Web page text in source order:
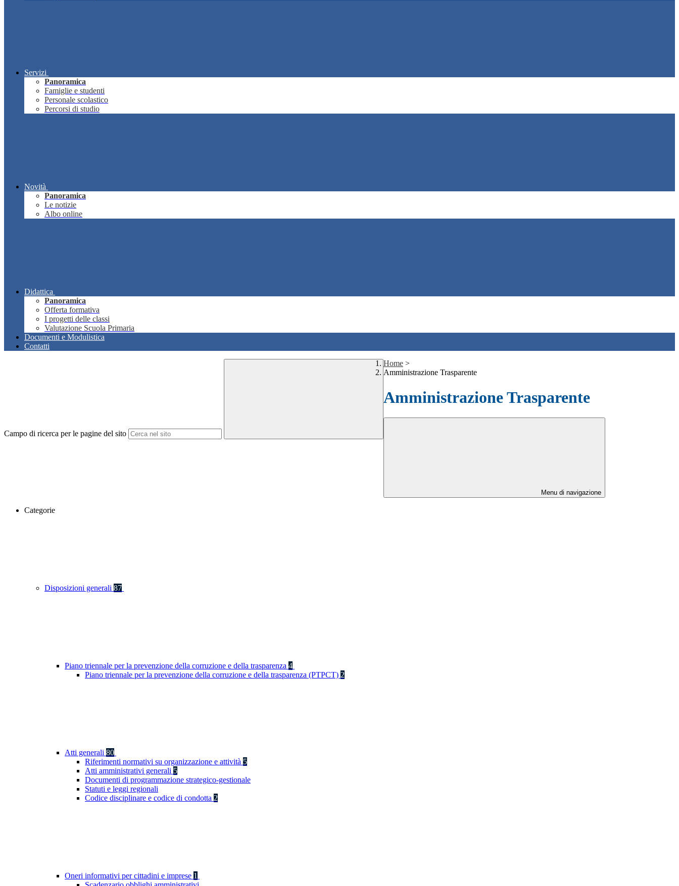
Servizi
Panoramica
Famiglie e studenti
Personale scolastico
Percorsi di studio
Novità
Panoramica
Le notizie
Albo online
Didattica
Panoramica
Offerta formativa
I progetti delle classi
Valutazione Scuola Primaria
Documenti e Modulistica
Contatti
Campo di ricerca per le pagine del sito
Home >
Amministrazione Trasparente
Amministrazione Trasparente
Menu di navigazione
Categorie
Disposizioni generali 87
Piano triennale per la prevenzione della corruzione e della trasparenza 4
Piano triennale per la prevenzione della corruzione e della trasparenza (PTPCT) 2
Atti generali 80
Riferimenti normativi su organizzazione e attività 5
Atti amministrativi generali 5
Documenti di programmazione strategico-gestionale
Statuti e leggi regionali
Codice disciplinare e codice di condotta 2
Oneri informativi per cittadini e imprese 1